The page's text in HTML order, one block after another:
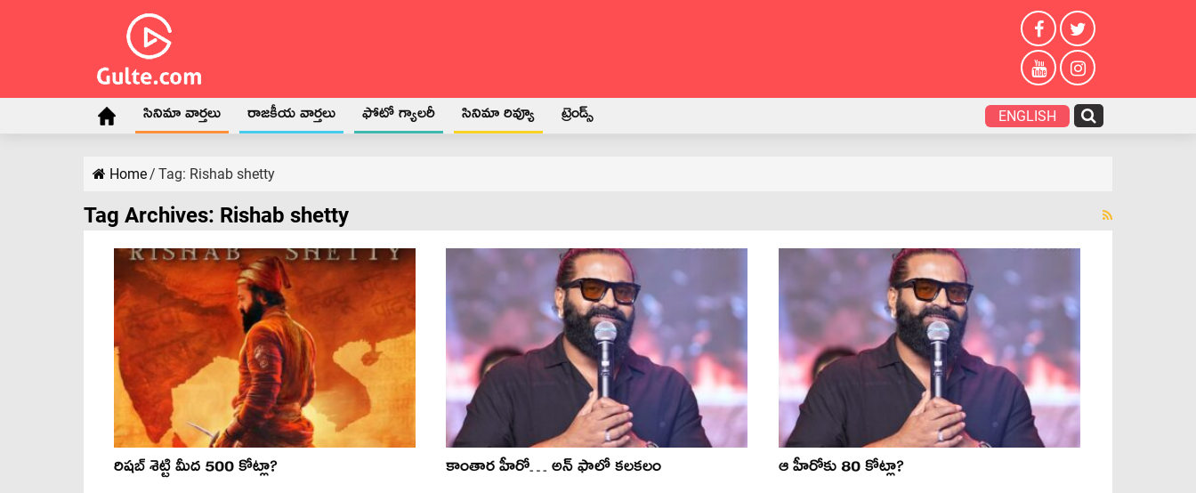
సినిమా వార్తలు రాజకీయ వార్తలు ఫోటో గ్యాలరీ సినిమా రివ్యూ ట్రెండ్స్ ENGLISH
Home/ Tag: Rishab shetty
Tag Archives: Rishab shetty
రిష‌బ్ శెట్టి మీద 500 కోట్లా? కాంతార హీరో… అన్ ఫాలో క‌ల‌క‌లం ఆ హీరోకు 80 కోట్లా?